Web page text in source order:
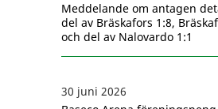
Meddelande om antagen
del av Bräskafors 1:8,
och del av Nalovardo 1:1
30 juni 2026